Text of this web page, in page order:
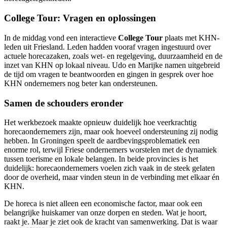
College Tour: Vragen en oplossingen
In de middag vond een interactieve College Tour plaats met KHN-
leden uit Friesland. Leden hadden vooraf vragen ingestuurd over
actuele horecazaken, zoals wet- en regelgeving, duurzaamheid en de
inzet van KHN op lokaal niveau. Udo en Marijke namen uitgebreid
de tijd om vragen te beantwoorden en gingen in gesprek over hoe
KHN ondernemers nog beter kan ondersteunen.
Samen de schouders eronder
Het werkbezoek maakte opnieuw duidelijk hoe veerkrachtig
horecaondernemers zijn, maar ook hoeveel ondersteuning zij nodig
hebben. In Groningen speelt de aardbevingsproblematiek een
enorme rol, terwijl Friese ondernemers worstelen met de dynamiek
tussen toerisme en lokale belangen. In beide provincies is het
duidelijk: horecaondernemers voelen zich vaak in de steek gelaten
door de overheid, maar vinden steun in de verbinding met elkaar én
KHN.
De horeca is niet alleen een economische factor, maar ook een
belangrijke huiskamer van onze dorpen en steden. Wat je hoort,
raakt je. Maar je ziet ook de kracht van samenwerking. Dat is waar